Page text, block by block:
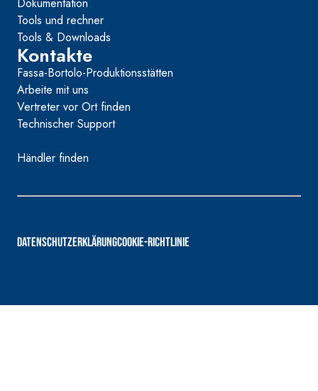
Tools und rechner
Tools & Downloads
Kontakte
Fassa-Bortolo-Produktionsstätten
Arbeite mit uns
Vertreter vor Ort finden
Technischer Support
Händler finden
DATENSCHUTZERKLÄRUNGCOOKIE-RICHTLINIE